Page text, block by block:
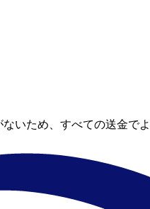
いため、すべての送金で